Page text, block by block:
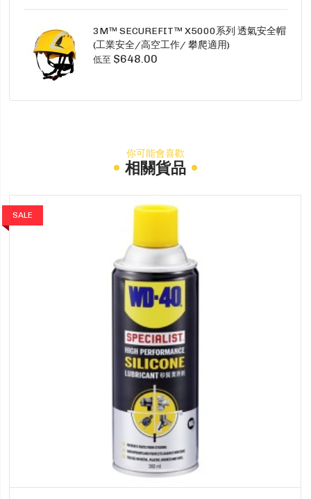
3M™ SECUREFIT™ X5000系列 透氣安全帽
(工業安全/高空工作/ 攀爬適用)
低至 $648.00
你可能會喜歡
相關貨品
SALE